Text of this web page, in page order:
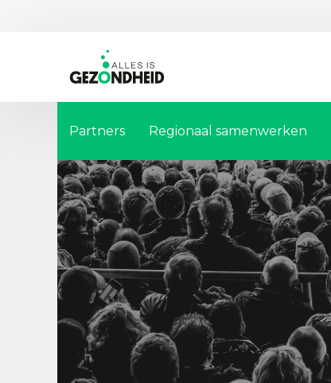
Partners Regionaal samenwerken